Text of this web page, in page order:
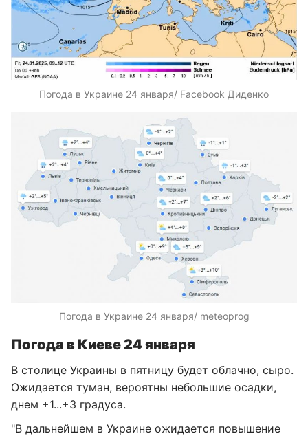
Погода в Украине 24 января/ Facebook Диденко
Погода в Украине 24 января/ meteoprog
Погода в Киеве 24 января
В столице Украины в пятницу будет облачно, сыро.
Ожидается туман, вероятны небольшие осадки,
днем +1...+3 градуса.
"В дальнейшем в Украине ожидается повышение